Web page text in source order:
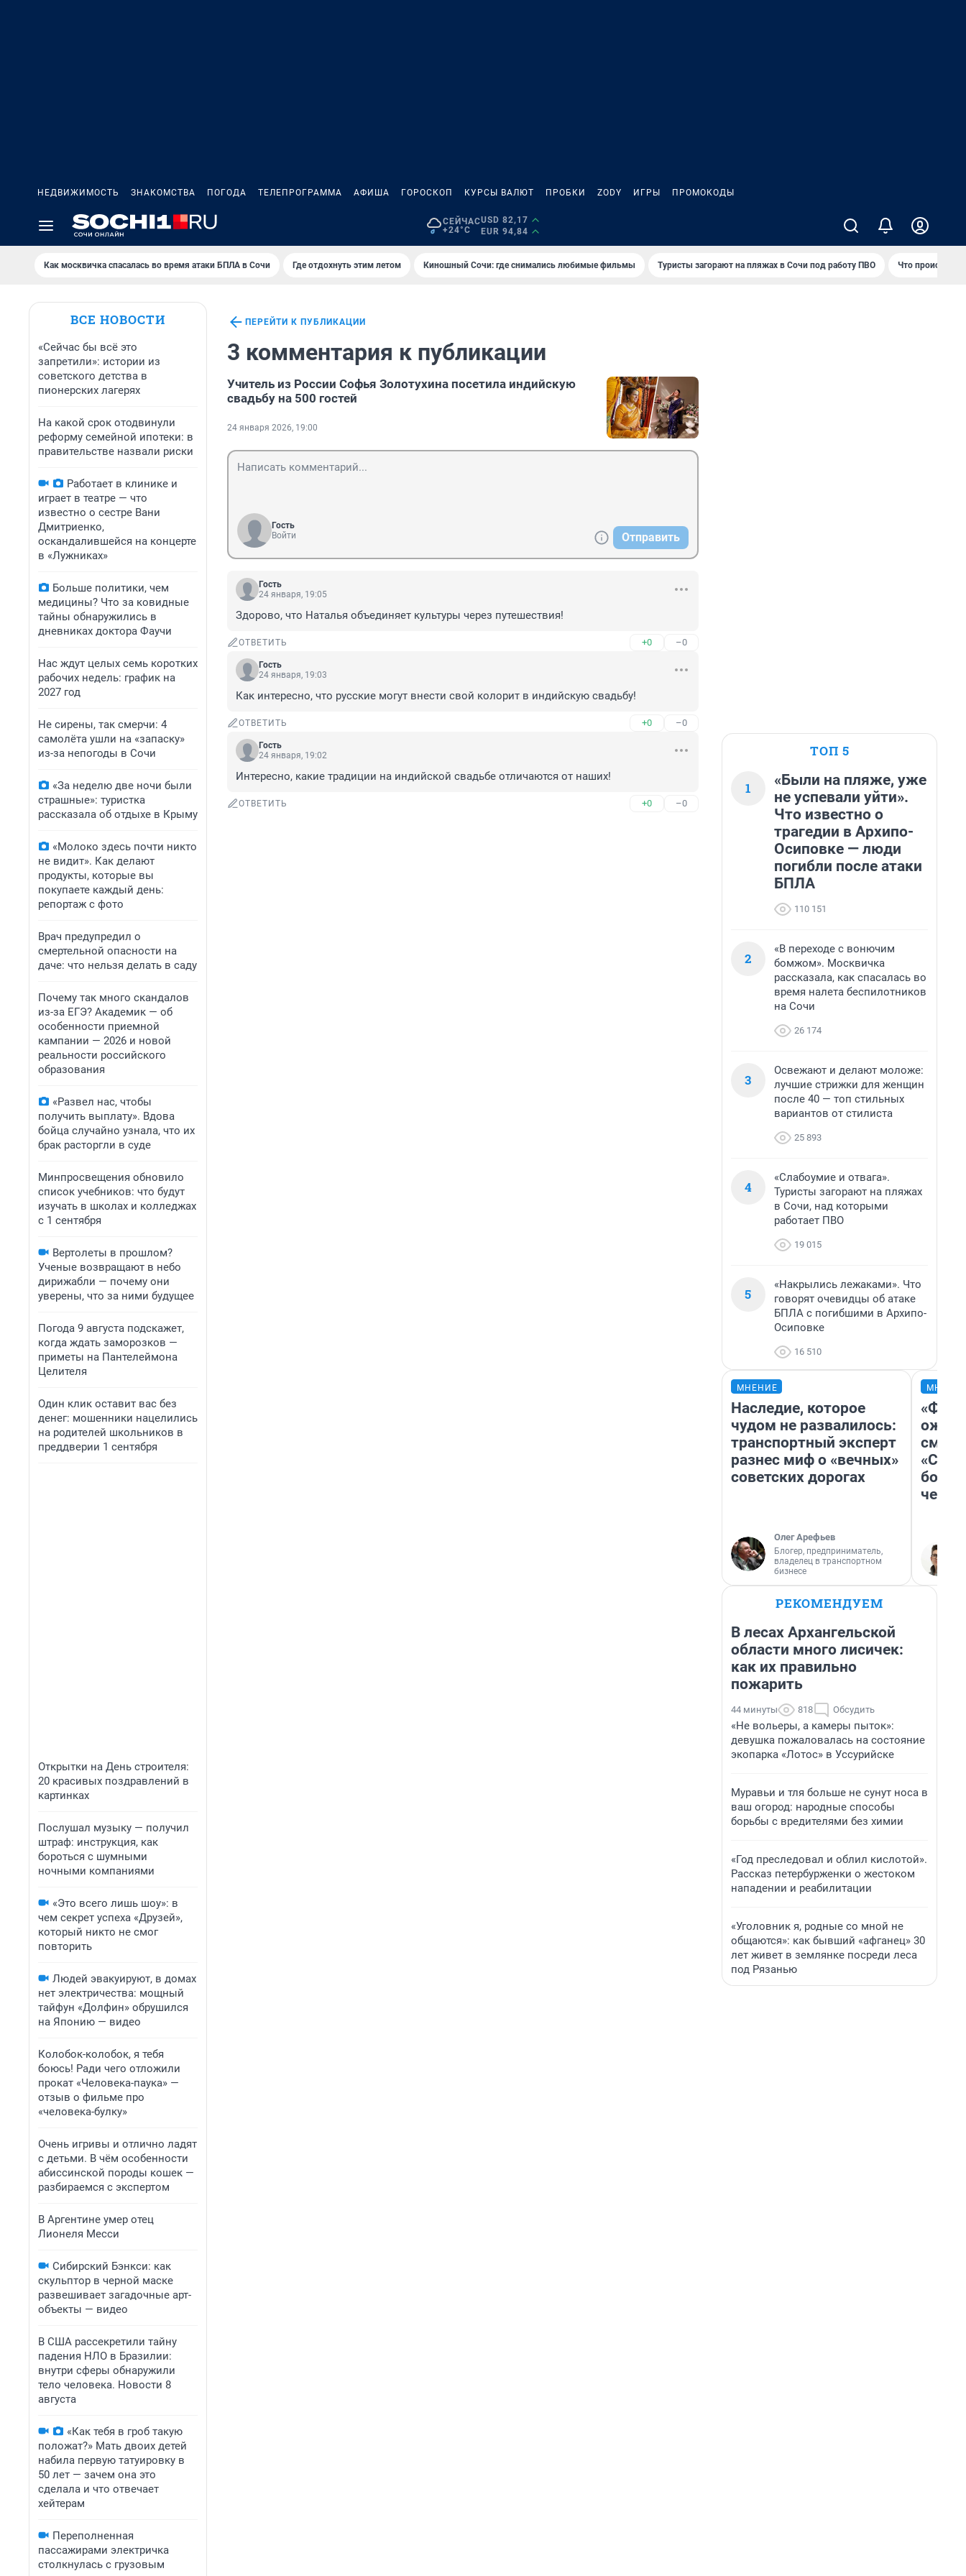
НЕДВИЖИМОСТЬ ЗНАКОМСТВА ПОГОДА ТЕЛЕПРОГРАММА АФИША ГОРОСКОП КУРСЫ ВАЛЮТ ПРОБКИ ZODY ИГРЫ ПРОМОКОДЫ
СЕЙЧАС
+24°C
USD 82,17
EUR 94,84
Как москвичка спасалась во время атаки БПЛА в Сочи Где отдохнуть этим летом Киношный Сочи: где снимались любимые фильмы Туристы загорают на пляжах в Сочи под работу ПВО Что происходит
ВСЕ НОВОСТИ
«Сейчас бы всё это
запретили»: истории из
советского детства в
пионерских лагерях
На какой срок отодвинули
реформу семейной ипотеки: в
правительстве назвали риски
Работает в клинике и
играет в театре — что
известно о сестре Вани
Дмитриенко,
оскандалившейся на концерте
в «Лужниках»
Больше политики, чем
медицины? Что за ковидные
тайны обнаружились в
дневниках доктора Фаучи
Нас ждут целых семь коротких
рабочих недель: график на
2027 год
Не сирены, так смерчи: 4
самолёта ушли на «запаску»
из-за непогоды в Сочи
«За неделю две ночи были
страшные»: туристка
рассказала об отдыхе в Крыму
«Молоко здесь почти никто
не видит». Как делают
продукты, которые вы
покупаете каждый день:
репортаж с фото
Врач предупредил о
смертельной опасности на
даче: что нельзя делать в саду
Почему так много скандалов
из-за ЕГЭ? Академик — об
особенности приемной
кампании — 2026 и новой
реальности российского
образования
«Развел нас, чтобы
получить выплату». Вдова
бойца случайно узнала, что их
брак расторгли в суде
Минпросвещения обновило
список учебников: что будут
изучать в школах и колледжах
с 1 сентября
Вертолеты в прошлом?
Ученые возвращают в небо
дирижабли — почему они
уверены, что за ними будущее
Погода 9 августа подскажет,
когда ждать заморозков —
приметы на Пантелеймона
Целителя
Один клик оставит вас без
денег: мошенники нацелились
на родителей школьников в
преддверии 1 сентября
Открытки на День строителя:
20 красивых поздравлений в
картинках
Послушал музыку — получил
штраф: инструкция, как
бороться с шумными
ночными компаниями
«Это всего лишь шоу»: в
чем секрет успеха «Друзей»,
который никто не смог
повторить
Людей эвакуируют, в домах
нет электричества: мощный
тайфун «Долфин» обрушился
на Японию — видео
Колобок-колобок, я тебя
боюсь! Ради чего отложили
прокат «Человека-паука» —
отзыв о фильме про
«человека-булку»
Очень игривы и отлично ладят
с детьми. В чём особенности
абиссинской породы кошек —
разбираемся с экспертом
В Аргентине умер отец
Лионеля Месси
Сибирский Бэнкси: как
скульптор в черной маске
развешивает загадочные арт-
объекты — видео
В США рассекретили тайну
падения НЛО в Бразилии:
внутри сферы обнаружили
тело человека. Новости 8
августа
«Как тебя в гроб такую
положат?» Мать двоих детей
набила первую татуировку в
50 лет — зачем она это
сделала и что отвечает
хейтерам
Переполненная
пассажирами электричка
столкнулась с грузовым
ПЕРЕЙТИ К ПУБЛИКАЦИИ
3 комментария к публикации
Учитель из России Софья Золотухина посетила индийскую
свадьбу на 500 гостей
24 января 2026, 19:00
Гость
Войти
Отправить
Гость
24 января, 19:05
Здорово, что Наталья объединяет культуры через путешествия!
ОТВЕТИТЬ +0 –0
Гость
24 января, 19:03
Как интересно, что русские могут внести свой колорит в индийскую свадьбу!
ОТВЕТИТЬ +0 –0
Гость
24 января, 19:02
Интересно, какие традиции на индийской свадьбе отличаются от наших!
ОТВЕТИТЬ +0 –0
ТОП 5
1
«Были на пляже, уже
не успевали уйти».
Что известно о
трагедии в Архипо-
Осиповке — люди
погибли после атаки
БПЛА
110 151
2
«В переходе с вонючим
бомжом». Москвичка
рассказала, как спасалась во
время налета беспилотников
на Сочи
26 174
3
Освежают и делают моложе:
лучшие стрижки для женщин
после 40 — топ стильных
вариантов от стилиста
25 893
4
«Слабоумие и отвага».
Туристы загорают на пляжах
в Сочи, над которыми
работает ПВО
19 015
5
«Накрылись лежаками». Что
говорят очевидцы об атаке
БПЛА с погибшими в Архипо-
Осиповке
16 510
МНЕНИЕ
Наследие, которое
чудом не развалилось:
транспортный эксперт
разнес миф о «вечных»
советских дорогах
Олег Арефьев
Блогер, предприниматель,
владелец в транспортном
бизнесе
РЕКОМЕНДУЕМ
В лесах Архангельской
области много лисичек:
как их правильно
пожарить
44 минуты 818 Обсудить
«Не вольеры, а камеры пыток»:
девушка пожаловалась на состояние
экопарка «Лотос» в Уссурийске
Муравьи и тля больше не сунут носа в
ваш огород: народные способы
борьбы с вредителями без химии
«Год преследовал и облил кислотой».
Рассказ петербурженки о жестоком
нападении и реабилитации
«Уголовник я, родные со мной не
общаются»: как бывший «афганец» 30
лет живет в землянке посреди леса
под Рязанью